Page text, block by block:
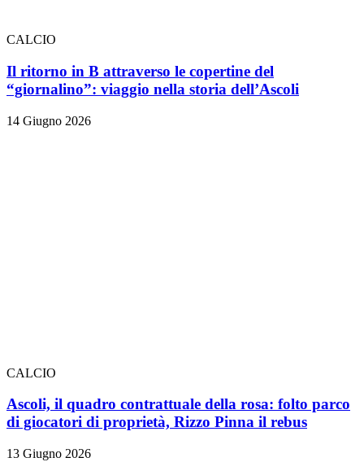
CALCIO
Il ritorno in B attraverso le copertine del
“giornalino”: viaggio nella storia dell’Ascoli
14 Giugno 2026
CALCIO
Ascoli, il quadro contrattuale della rosa: folto parco
di giocatori di proprietà, Rizzo Pinna il rebus
13 Giugno 2026